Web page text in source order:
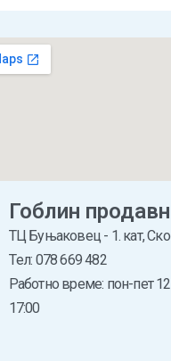
Гоблин
ТЦ Буњаковец - 1. кат,
Tел: 078 669 482
Работно време: пон-пет
17:00